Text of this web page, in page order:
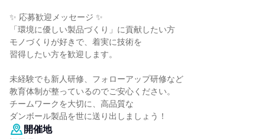
✨ 応募歓迎メッセージ ✨
「環境に優しい製品づくり」に貢献したい方
モノづくりが好きで、着実に技術を
習得したい方を歓迎します。
未経験でも新人研修、フォローアップ研修など
教育体制が整っているのでご安心ください。
チームワークを大切に、高品質な
ダンボール製品を世に送り出しましょう！
開催地